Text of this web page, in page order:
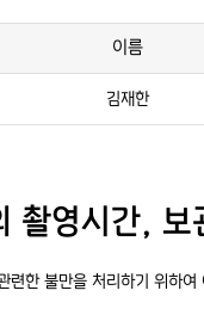
이름
김재한
촬영시간, 보
한 불만을 처리하기 위하여